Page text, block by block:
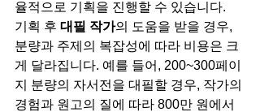
율적으로 기획을 진행할 수 있습니다.
기획 후 대필 작가의 도움을 받을 경우,
분량과 주제의 복잡성에 따라 비용은 크
게 달라집니다. 예를 들어, 200~300페이
지 분량의 자서전을 대필할 경우, 작가의
경험과 원고의 질에 따라 800만 원에서